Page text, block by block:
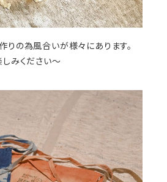
の為風合いが様々にあります。
みください〜